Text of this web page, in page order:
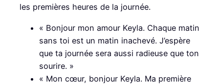
les premières heures de la journée.
« Bonjour mon amour Keyla. Chaque matin
sans toi est un matin inachevé. J’espère
que ta journée sera aussi radieuse que ton
sourire. »
« Mon cœur, bonjour Keyla. Ma première